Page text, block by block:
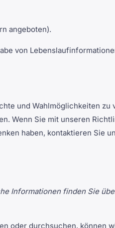
angeboten).
von
und Wahlmöglichkeiten zu
Wenn Sie mit unseren
haben, kontaktieren Sie
Informationen finden Sie
oder durchsuchen, können